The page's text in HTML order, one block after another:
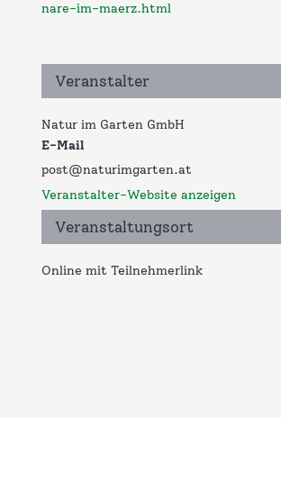
nare-im-maerz.html
Veranstaltungsort
Online mit Teilnehmerlink
Veranstalter
Natur im Garten GmbH
E-Mail
post@naturimgarten.at
Veranstalter-Website anzeigen